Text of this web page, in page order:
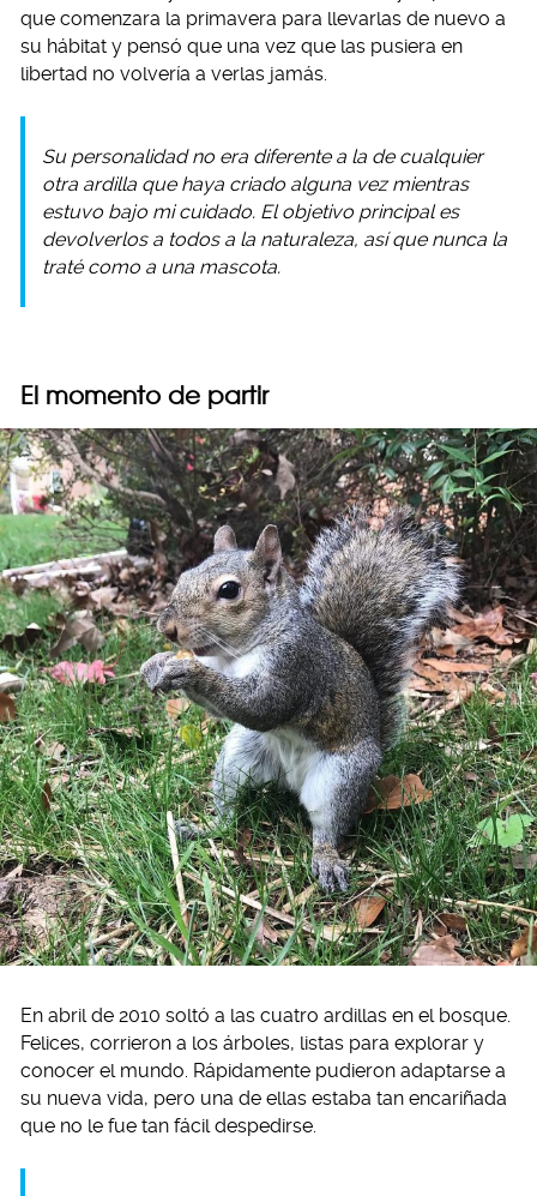
que comenzara la primavera para llevarlas de nuevo a
su hábitat y pensó que una vez que las pusiera en
libertad no volvería a verlas jamás.
Su personalidad no era diferente a la de cualquier
otra ardilla que haya criado alguna vez mientras
estuvo bajo mi cuidado. El objetivo principal es
devolverlos a todos a la naturaleza, así que nunca la
traté como a una mascota.
El momento de partir
En abril de 2010 soltó a las cuatro ardillas en el bosque.
Felices, corrieron a los árboles, listas para explorar y
conocer el mundo. Rápidamente pudieron adaptarse a
su nueva vida, pero una de ellas estaba tan encariñada
que no le fue tan fácil despedirse.